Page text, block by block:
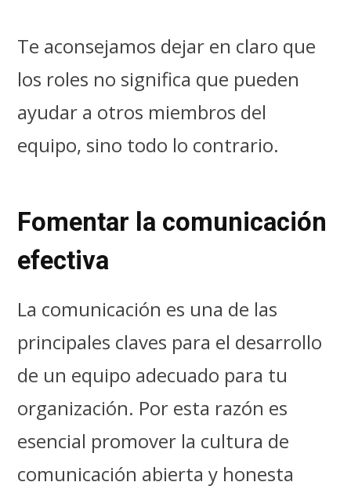
Te aconsejamos dejar en claro que
los roles no significa que pueden
ayudar a otros miembros del
equipo, sino todo lo contrario.
Fomentar la comunicación
efectiva
La comunicación es una de las
principales claves para el desarrollo
de un equipo adecuado para tu
organización. Por esta razón es
esencial promover la cultura de
comunicación abierta y honesta